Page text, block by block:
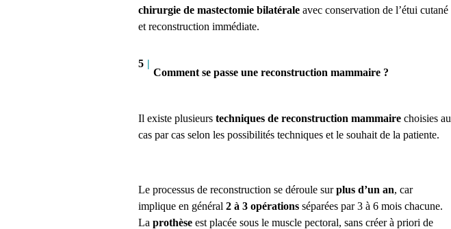
chirurgie de mastectomie bilatérale avec conservation de l’étui cutané
et reconstruction immédiate.
5 |
Comment se passe une reconstruction mammaire ?
Il existe plusieurs techniques de reconstruction mammaire choisies au
cas par cas selon les possibilités techniques et le souhait de la patiente.
Le processus de reconstruction se déroule surplus d’un an, car
implique en général 2 à 3 opérations séparées par 3 à 6 mois chacune.
La prothèse est placée sous le muscle pectoral, sans créer à priori de